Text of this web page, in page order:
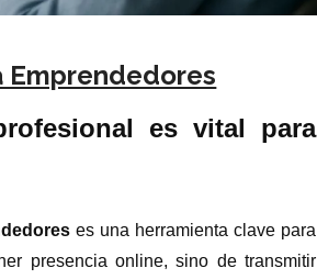
Emprendedores
es vital para
es una herramienta clave para
presencia online, sino de transmitir